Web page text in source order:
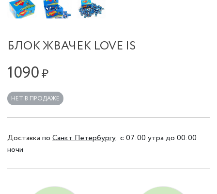
БЛОК ЖВАЧЕК LOVE IS
1090₽
НЕТ В ПРОДАЖЕ
Доставка по Санкт Петербургу: с 07:00 утра до 00:00
ночи